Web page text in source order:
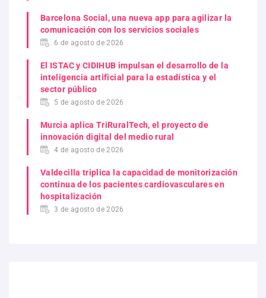
Barcelona Social, una nueva app para agilizar la
comunicación con los servicios sociales
6 de agosto de 2026
El ISTAC y CIDIHUB impulsan el desarrollo de la
inteligencia artificial para la estadística y el
sector público
5 de agosto de 2026
Murcia aplica TriRuralTech, el proyecto de
innovación digital del medio rural
4 de agosto de 2026
Valdecilla triplica la capacidad de monitorización
continua de los pacientes cardiovasculares en
hospitalización
3 de agosto de 2026